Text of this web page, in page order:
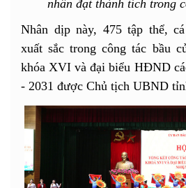
nhân đạt thành tích trong
Nhân dịp này, 475 tập thể,
xuất sắc trong công tác bầu
khóa XVI và đại biểu HĐND
- 2031 được Chủ tịch UBND